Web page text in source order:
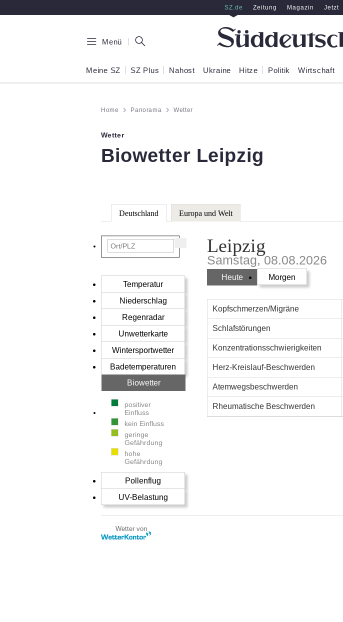
SZ.de Zeitung Magazin Jetzt
Menü
Meine SZ SZ Plus Nahost Ukraine Hitze Politik Wirtschaft
Home Panorama Wetter
Wetter
Biowetter Leipzig
Deutschland Europa und Welt
Temperatur
Niederschlag
Regenradar
Unwetterkarte
Wintersportwetter
Badetemperaturen
Biowetter
positiver
Einfluss
kein Einfluss
geringe
Gefährdung
hohe
Gefährdung
Pollenflug
UV-Belastung
Leipzig
Samstag, 08.08.2026
Heute Morgen
Kopfschmerzen/Migräne
Schlafstörungen
Konzentrationsschwierigkeiten
Herz-Kreislauf-Beschwerden
Atemwegsbeschwerden
Rheumatische Beschwerden
Wetter von